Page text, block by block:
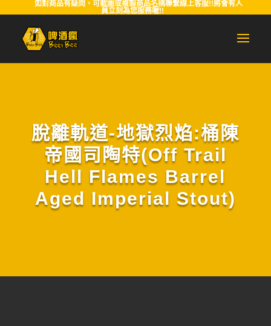
如對商品有疑問，可截圖或複製商品名稱聯繫線上客服!!將會有人
員立刻為您服務喔!!
脫離軌道-地獄烈焰:桶陳
帝國司陶特(Off Trail
Hell Flames Barrel
Aged Imperial Stout)